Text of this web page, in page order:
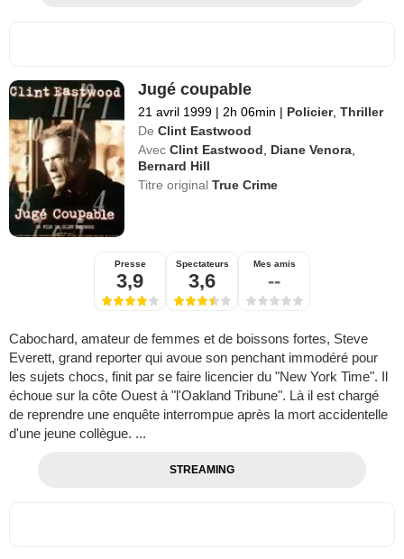
Jugé coupable
21 avril 1999 | 2h 06min | Policier,Thriller
De Clint Eastwood
Avec Clint Eastwood Diane Venora
Bernard Hill
Titre originalTrue Crime
Presse
3,9
Spectateurs
3,6
Mes amis
--
Cabochard, amateur de femmes et de boissons fortes, Steve
Everett, grand reporter qui avoue son penchant immodéré pour
les sujets chocs, finit par se faire licencier du "New York Time". Il
échoue sur la côte Ouest à "l'Oakland Tribune". Là il est chargé
de reprendre une enquête interrompue après la mort accidentelle
d'une jeune collègue. ...
STREAMING